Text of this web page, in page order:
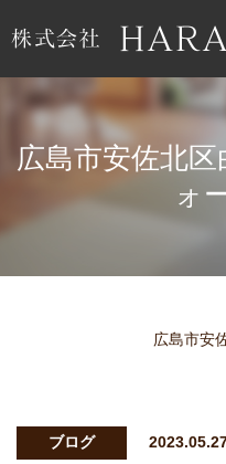
広島市安佐北
ォ
広島市安
ブログ